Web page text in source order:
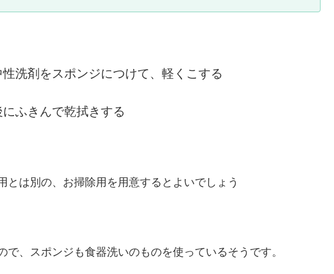
洗剤をスポンジにつけて、軽くこする
ふきんで乾拭きする
とは別の、お掃除用を用意するとよいでしょう
、スポンジも食器洗いのものを使っているそうです。